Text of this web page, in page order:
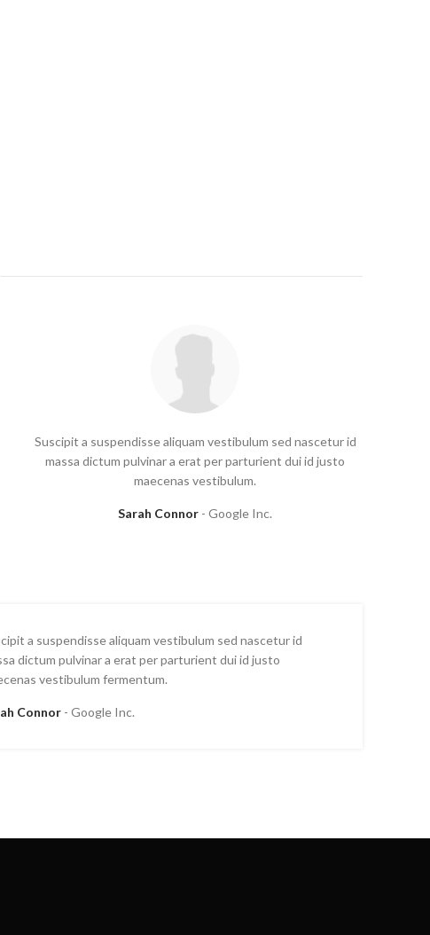
Suscipit a suspendisse aliquam vestibulum sed nascetur id
massa dictum pulvinar a erat per parturient dui id justo
maecenas vestibulum.
Sarah Connor Google Inc.
a suspendisse aliquam vestibulum sed nascetur id
dictum pulvinar a erat per parturient dui id justo
vestibulum fermentum.
Connor Google Inc.